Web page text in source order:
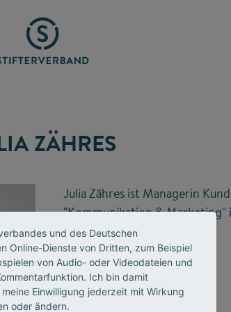
ZÄHRES
Julia Zähres ist Managerin
"Kommunikation & Marketing"
Stiftungszentrum.
T 0201 8401-202
E-Mail senden
und des Deutschen
Online-Dienste von Dritten, zum Beispiel
von Audio- oder Videodateien und
Ich bin damit
Einwilligung jederzeit mit Wirkung
oder ändern.